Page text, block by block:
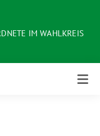
IM WAHLKREIS